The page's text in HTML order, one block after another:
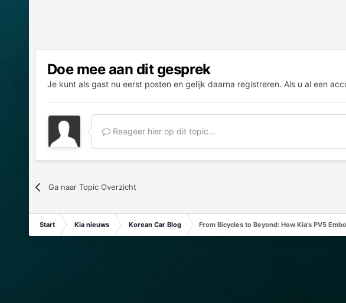
Doe mee aan dit gesprek
Je kunt als gast nu eerst posten en gelijk daarna registreren. Als u al een
Reageer hier op dit topic...
Ga naar Topic Overzicht
Start Kia nieuws Korean Car Blog From Bicycles to Beyond: How Kia’s PV5